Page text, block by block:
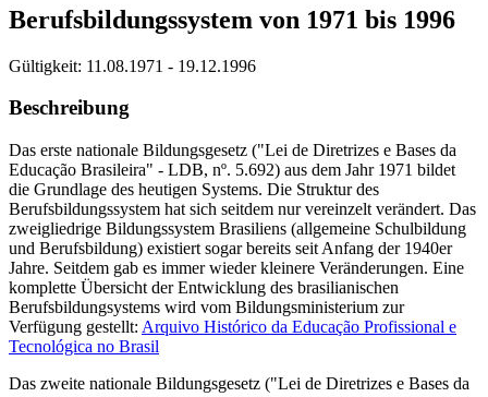
Berufsbildungssystem von 1971 bis 1996
Gültigkeit: 11.08.1971 - 19.12.1996
Beschreibung
Das erste nationale Bildungsgesetz ("Lei de Diretrizes e Bases da
Educação Brasileira" - LDB, nº. 5.692) aus dem Jahr 1971 bildet
die Grundlage des heutigen Systems. Die Struktur des
Berufsbildungssystem hat sich seitdem nur vereinzelt verändert. Das
zweigliedrige Bildungssystem Brasiliens (allgemeine Schulbildung
und Berufsbildung) existiert sogar bereits seit Anfang der 1940er
Jahre. Seitdem gab es immer wieder kleinere Veränderungen. Eine
komplette Übersicht der Entwicklung des brasilianischen
Berufsbildungsystems wird vom Bildungsministerium zur
Verfügung gestellt: Arquivo Histórico da Educação Profissional e
Tecnológica no Brasil
Das zweite nationale Bildungsgesetz ("Lei de Diretrizes e Bases da